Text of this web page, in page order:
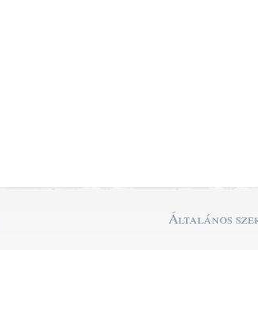
Általános